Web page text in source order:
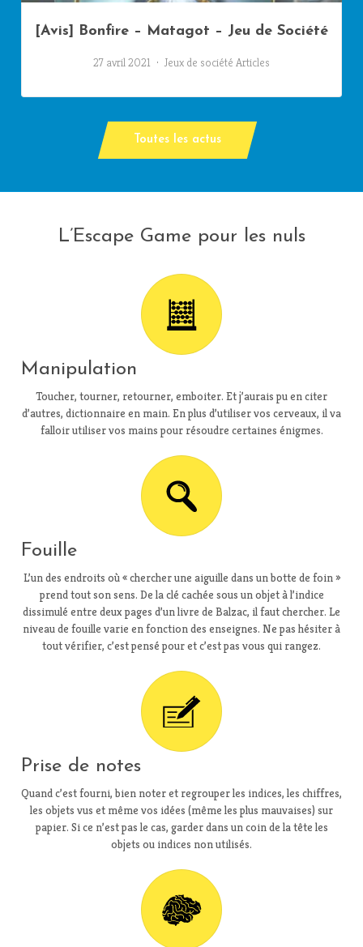
[Avis] Bonfire – Matagot – Jeu de Société
27 avril 2021 Jeux de société Articles
Toutes les actus
L’Escape Game pour les nuls
Manipulation
Toucher, tourner, retourner, emboiter. Et j’aurais pu en citer
d’autres, dictionnaire en main. En plus d’utiliser vos cerveaux, il va
falloir utiliser vos mains pour résoudre certaines énigmes.
Fouille
L’un des endroits où « chercher une aiguille dans un botte de foin »
prend tout son sens. De la clé cachée sous un objet à l’indice
dissimulé entre deux pages d’un livre de Balzac, il faut chercher. Le
niveau de fouille varie en fonction des enseignes. Ne pas hésiter à
tout vérifier, c’est pensé pour et c’est pas vous qui rangez.
Prise de notes
Quand c’est fourni, bien noter et regrouper les indices, les chiffres,
les objets vus et même vos idées (même les plus mauvaises) sur
papier. Si ce n’est pas le cas, garder dans un coin de la tête les
objets ou indices non utilisés.